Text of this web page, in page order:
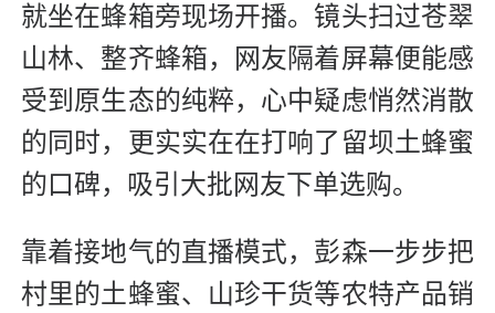
就坐在蜂箱旁现场开播。镜头扫过苍翠
山林、整齐蜂箱，网友隔着屏幕便能感
受到原生态的纯粹，心中疑虑悄然消散
的同时，更实实在在打响了留坝土蜂蜜
的口碑，吸引大批网友下单选购。
靠着接地气的直播模式，彭森一步步把
村里的土蜂蜜、山珍干货等农特产品销